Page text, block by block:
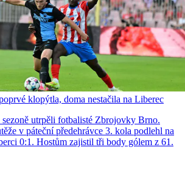
klopýtla, doma nestačila na Liberec
utrpěli fotbalisté Zbrojovky Brno.
v páteční předehrávce 3. kola podlehl na
0:1. Hostům zajistil tři body gólem z 61.